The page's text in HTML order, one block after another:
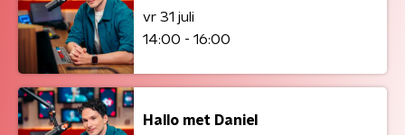
vr 31 juli
14:00 - 16:00
Hallo met Daniel